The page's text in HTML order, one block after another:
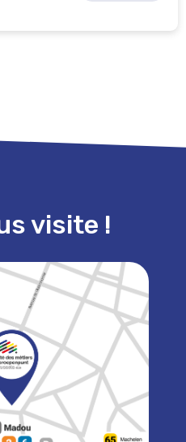
visite !